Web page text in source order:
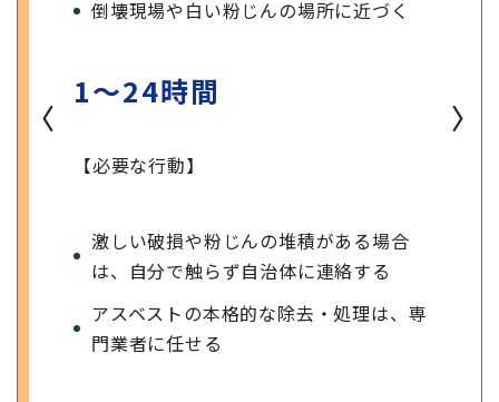
倒壊現場や白い粉じんの場所に近づく
1〜24時間
【必要な行動】
激しい破損や粉じんの堆積がある場合
は、自分で触らず自治体に連絡する
アスベストの本格的な除去・処理は、専
門業者に任せる
〈 〉